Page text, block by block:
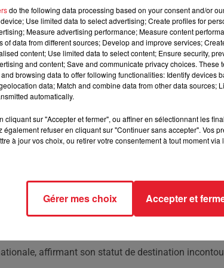
de meilleur parc aquatique au monde
vient de recevoir une distinction majeure dans
au monde. Ce prix, décerné par la Themed
les innovations et l'excellence dans l'expérience
offrant aux visiteurs une expérience aquatique
investissement de 60 millions d'euros a été
incluant également de nouveaux hôtels
en mars à Los Angeles. Elle confirme la réputation
que l'attraction Chasseurs de tornades du
en 2023. D'autres parcs européens, comme
nouveautés.
affirmant son statut de destination
do the following data processing based on your consent and/or
Use limited data to select advertising; Create profiles for
Measure advertising performance; Measure content
of data from different sources; Develop and improve services;
content; Use limited data to select content; Ensure security,
and content; Save and communicate privacy choices. These
browsing data to offer following functionalities: Identify devices
data; Match and combine data from other data sources;
automatically.
cliquant sur "Accepter et fermer", ou affiner en sélectionnant les
également refuser en cliquant sur "Continuer sans accepter". Vos
à jour vos choix, ou retirer votre consentement à tout moment
Gérer mes choix Accepter et